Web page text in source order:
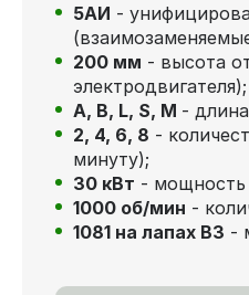
5АИ -
200 мм - высота
электродвигателя);
А, В, L, S, М -
2, 4, 6, 8 -
минуту);
30 кВт - мощность
1000 об/мин -
1081 на лапах В3 -